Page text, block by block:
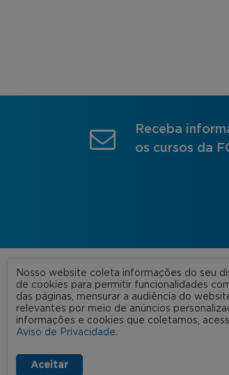
Receba
os cursos da
FGV 2023 © Todos os direitos
reservados
Termos de uso
Nosso website coleta informações do seu
de cookies para permitir funcionalidades
das páginas, mensurar a audiência do
relevantes por meio de anúncios
informações e cookies que coletamos,
Aviso de Privacidade.
Aceitar